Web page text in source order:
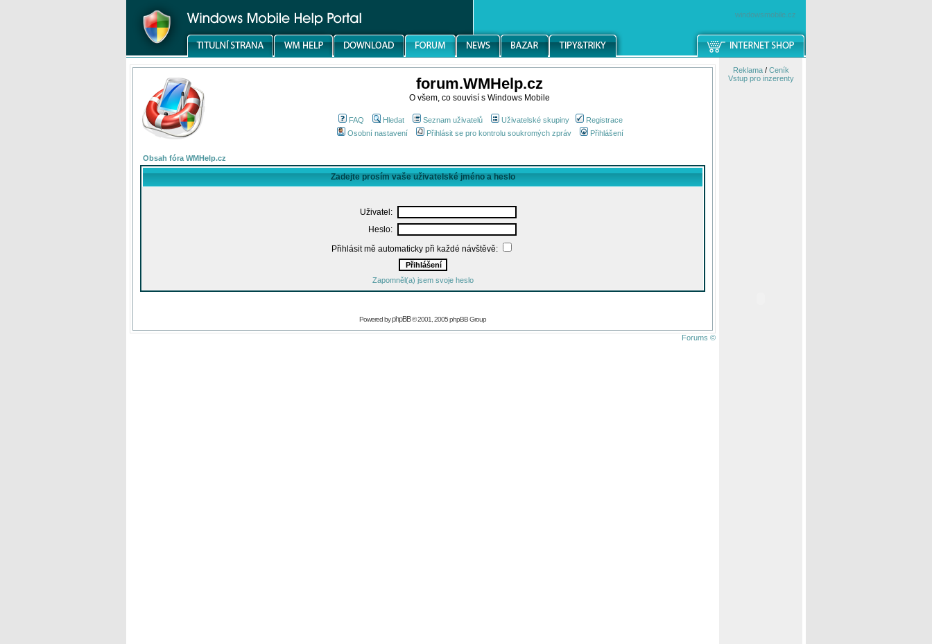
windowsmobile.cz
forum.WMHelp.cz
O všem, co souvisí s Windows Mobile
FAQ Hledat Seznam uživatelů Uživatelské skupiny
Registrace
Osobní nastavení
Přihlásit se pro kontrolu soukromých zpráv Přihlášení
Obsah fóra WMHelp.cz
Zadejte prosím vaše uživatelské jméno a heslo
Uživatel:
Heslo:
Přihlásit mě automaticky při každé návštěvě:
Zapomněl(a) jsem svoje heslo
Powered byphpBB© 2001, 2005 phpBB Group
Forums ©
Reklama/ Ceník
Vstup pro inzerenty